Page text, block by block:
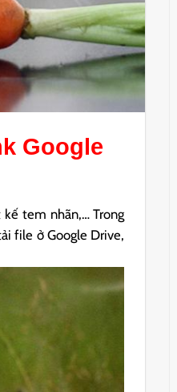
Google
tem nhãn,… Trong
file ở Google Drive,